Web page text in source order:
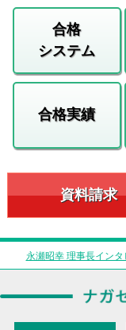
合格
システム
合格実績
資料請求
永瀬昭幸 理事長インタ